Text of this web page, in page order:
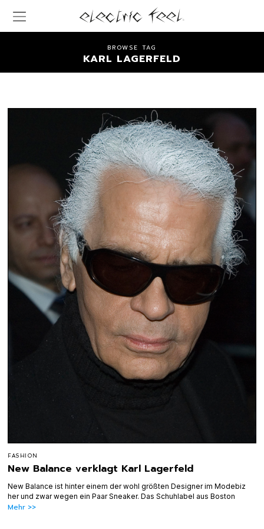
BROWSE TAG
KARL LAGERFELD
FASHION
New Balance verklagt Karl Lagerfeld
New Balance ist hinter einem der wohl größten Designer im Modebiz
her und zwar wegen ein Paar Sneaker. Das Schuhlabel aus Boston
Mehr >>